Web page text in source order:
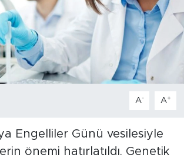
A- A+
Engelliler Günü vesilesiyle
önemi hatırlatıldı. Genetik